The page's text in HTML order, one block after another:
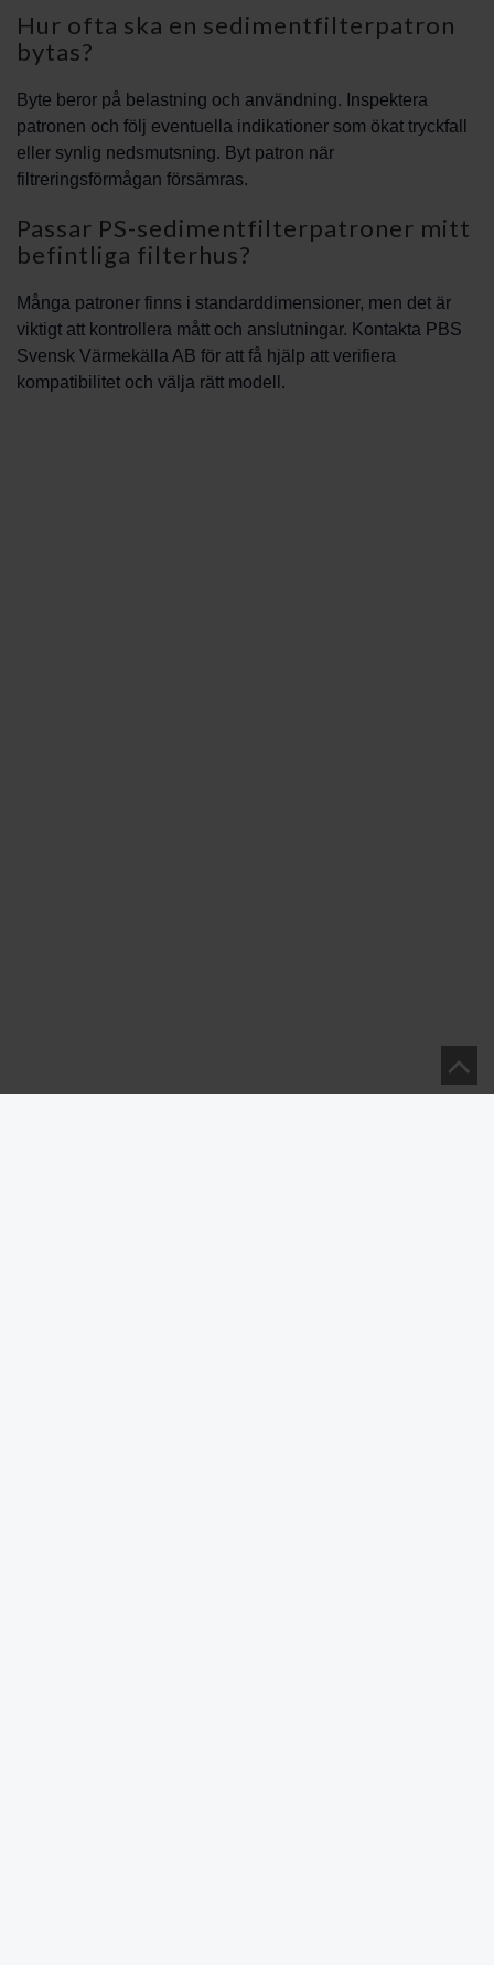
Hur ofta ska en sedimentfilterpatron
bytas?
Byte beror på belastning och användning. Inspektera
patronen och följ eventuella indikationer som ökat tryckfall
eller synlig nedsmutsning. Byt patron när
filtreringsförmågan försämras.
Passar PS-sedimentfilterpatroner mitt
befintliga filterhus?
Många patroner finns i standarddimensioner, men det är
viktigt att kontrollera mått och anslutningar. Kontakta PBS
Svensk Värmekälla AB för att få hjälp att verifiera
kompatibilitet och välja rätt modell.